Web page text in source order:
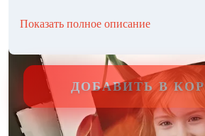
Показать полное описание
ДОБАВИТЬ В